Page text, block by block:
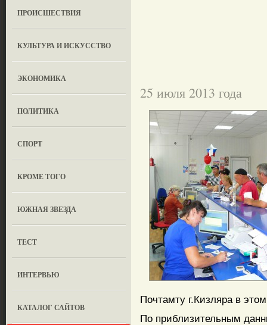
ПРОИСШЕСТВИЯ
КУЛЬТУРА И ИСКУССТВО
ЭКОНОМИКА
ПОЛИТИКА
СПОРТ
КРОМЕ ТОГО
ЮЖНАЯ ЗВЕЗДА
ТЕСТ
ИНТЕРВЬЮ
КАТАЛОГ САЙТОВ
25 июля 2013 года
Почтамту г.Кизляра в
По приблизительным